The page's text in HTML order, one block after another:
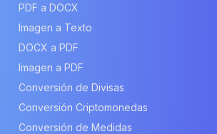
PDF a DOCX
Imagen a Texto
DOCX a PDF
Imagen a PDF
Conversión de Divisas
Conversión Criptomonedas
Conversión de Medidas